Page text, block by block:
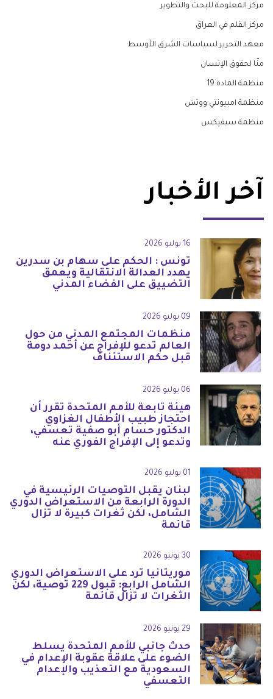
مركز المعلومة للبحث والتطوير
مركز القلم في العراق
معهد التحرير لسياسات الشرق الأوسط
منّا لحقوق الإنسان
منظمة المادة 19
منظمة امبيونتي ووتش
منظمة سيفيكس
آخر الأخبار
16 يوليو 2026
تونس : الحكم على سهام بن سدرين
يهدد العدالة الانتقالية ويعمق
التضييق على الفضاء المدني
09 يوليو 2026
منظمات المجتمع المدني من حول
العالم تدعو للإفراج عن أحمد دومة
قبل حكم الاستئناف
06 يوليو 2026
هيئة تابعة للأمم المتحدة تقرر أن
احتجاز طبيب الأطفال الغزاوي
الدكتور حسام أبو صفية تعسفي،
وتدعو إلى الإفراج الفوري عنه
01 يوليو 2026
لبنان يقبل التوصيات الرئيسية في
الدورة الرابعة من الاستعراض الدوري
الشامل، لكن ثغرات كبيرة لا تزال
قائمة
30 يونيو 2026
موريتانيا ترد على الاستعراض الدوري
الشامل الرابع: قبول 229 توصية، لكن
الثغرات لا تزال قائمة
29 يونيو 2026
حدث جانبي للأمم المتحدة يسلط
الضوء على علاقة عقوبة الإعدام في
السعودية مع التعذيب والإعدام
التعسفي